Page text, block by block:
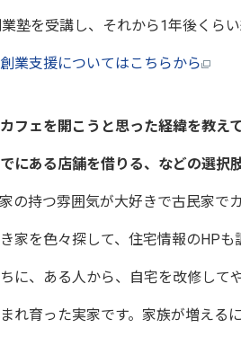
塾を受講し、それから1年後くら
業支援についてはこちらから
フェを開こうと思った経緯を教え
にある店舗を借りる、などの選択
の持つ雰囲気が大好きで古民家で
家を色々探して、住宅情報のHPも
に、ある人から、自宅を改修して
れ育った実家です。家族が増える